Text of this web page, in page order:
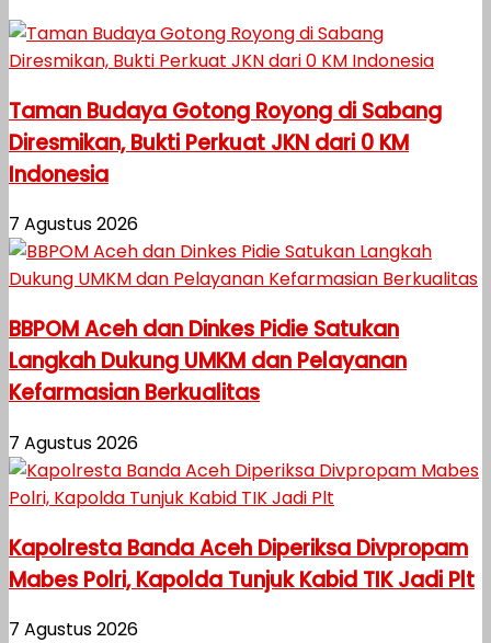
Taman Budaya Gotong Royong di Sabang
Diresmikan, Bukti Perkuat JKN dari 0 KM
Indonesia
7 Agustus 2026
BBPOM Aceh dan Dinkes Pidie Satukan
Langkah Dukung UMKM dan Pelayanan
Kefarmasian Berkualitas
7 Agustus 2026
Kapolresta Banda Aceh Diperiksa Divpropam
Mabes Polri, Kapolda Tunjuk Kabid TIK Jadi Plt
7 Agustus 2026